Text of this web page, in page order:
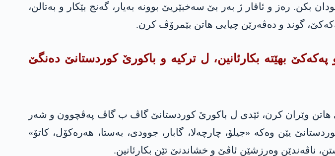
بکن. رەز و ئاقار ژ بەر بێ سەخبێریێ بوونە بەیار، گه‌نج بێکار و بەتالن،
گوند و دەڤەرێن چیایی هاتن بێمرۆڤ کرن.
بهێته‌ بكارئانین، ل ترکیە و باکورێ کوردستانێ دەنگێ
وێران کرن، ئێدی ل باکورێ کوردستانێ گاڤ ب گاڤ پەڤچوون و شەر
یێن وەکە «جیلۆ، چارچەلا، گابار، جوودی، بەستا، هەرەکۆل، کاتۆ»
ناڤەندێن وەرزشێن ئاڤێ و خشاندنێ تێن بکارئانین.